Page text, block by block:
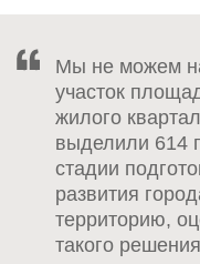
Мы не можем
участок
жилого
выделили 614
стадии
развития
территорию,
такого